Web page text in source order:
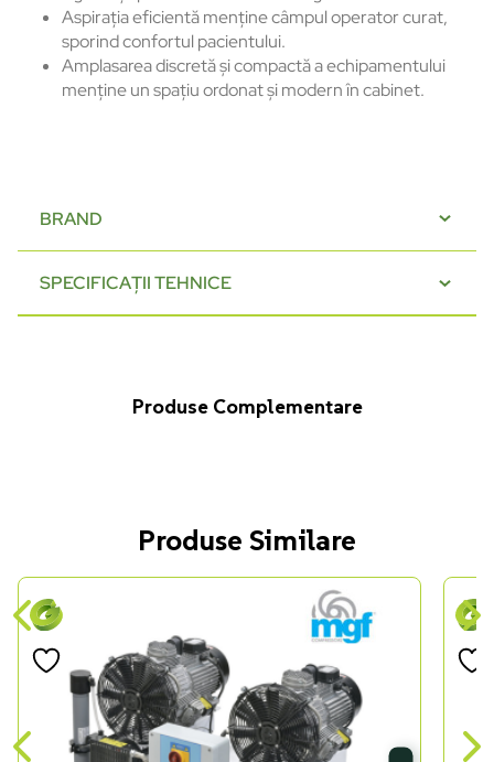
Aspirația eficientă menține câmpul operator curat,
sporind confortul pacientului.
Amplasarea discretă și compactă a echipamentului
menține un spațiu ordonat și modern în cabinet.
BRAND
SPECIFICAȚII TEHNICE
Produse Complementare
Produse Similare